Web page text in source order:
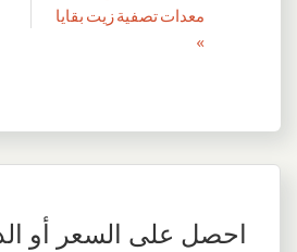
تصفّح
المقالات
معدات تصفية زيت بقايا
»
احصل على السعر أو